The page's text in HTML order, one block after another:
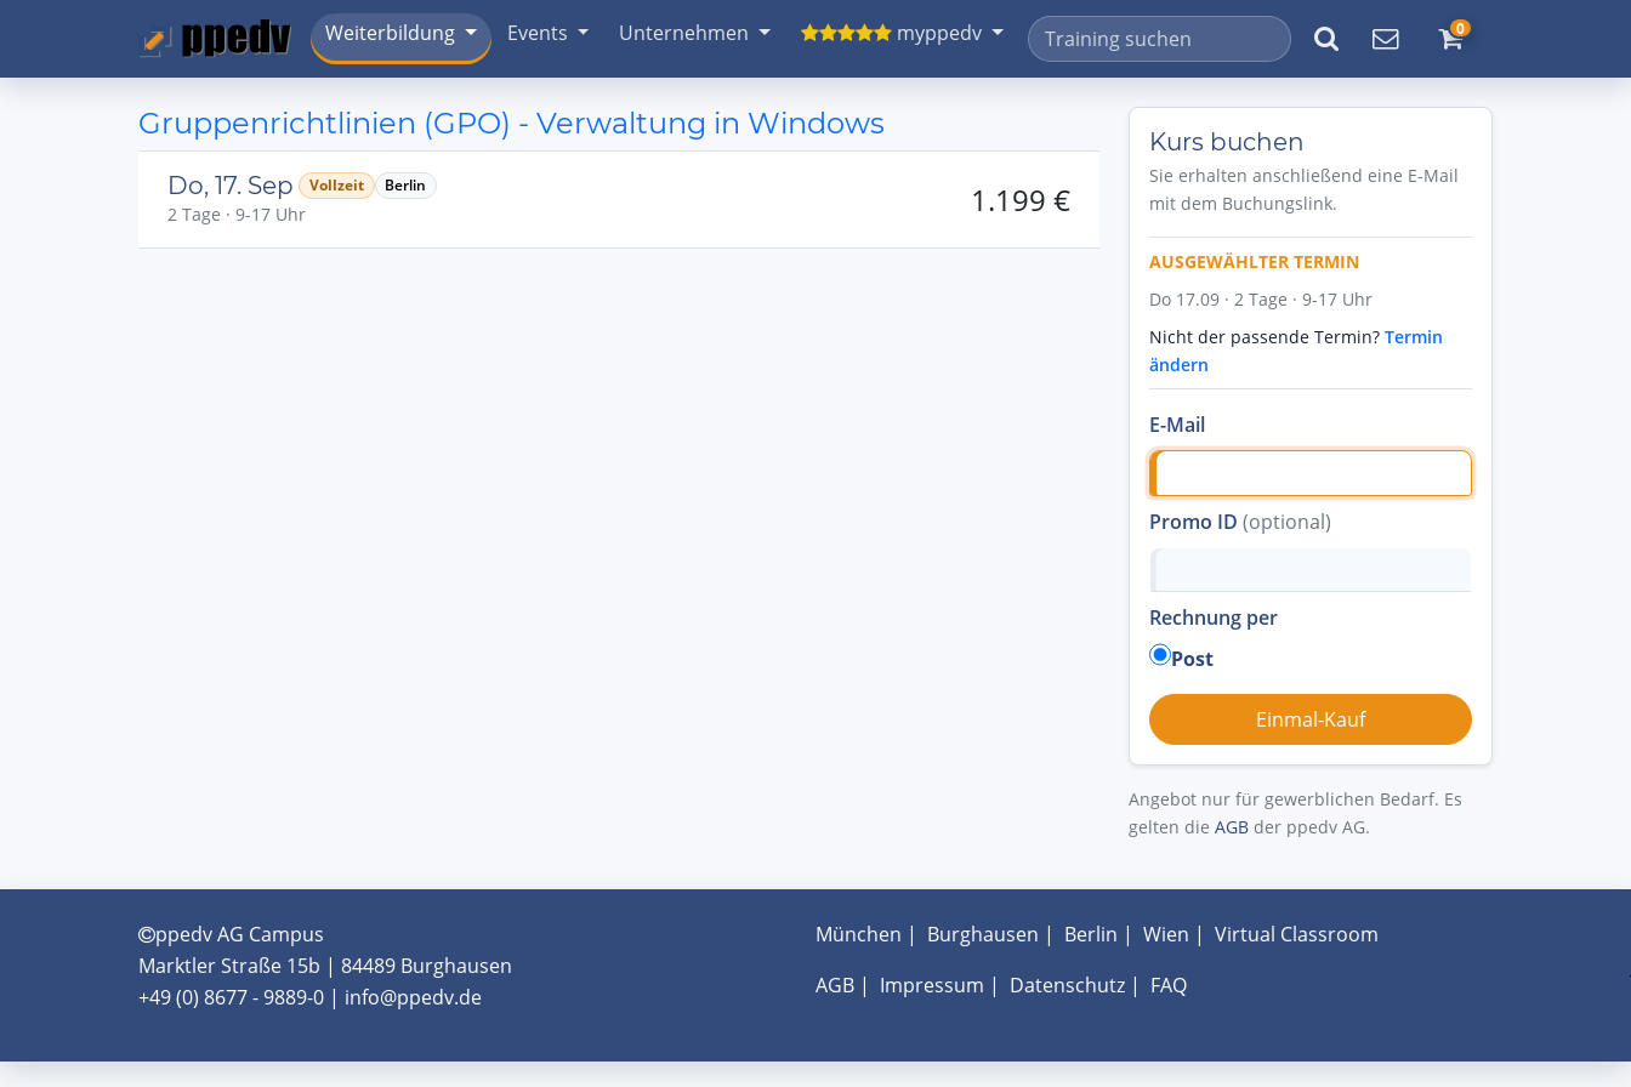
Weiterbildung Events Unternehmen myppedv 0
Gruppenrichtlinien (GPO) - Verwaltung in Windows
Do, 17. Sep Vollzeit Berlin
2 Tage · 9-17 Uhr 1.199 €
Kurs buchen
Sie erhalten anschließend eine E-Mail
mit dem Buchungslink.
AUSGEWÄHLTER TERMIN
Do 17.09 · 2 Tage · 9-17 Uhr
Nicht der passende Termin? Termin
ändern
E-Mail
Promo ID (optional)
Rechnung per
Post
Angebot nur für gewerblichen Bedarf. Es
gelten die AGB der ppedv AG.
ppedv AG Campus
Marktler Straße 15b | 84489 Burghausen
+49 (0) 8677 - 9889-0 | info@ppedv.de
München | Burghausen | Berlin | Wien | Virtual Classroom
AGB| Impressum | Datenschutz| FAQ